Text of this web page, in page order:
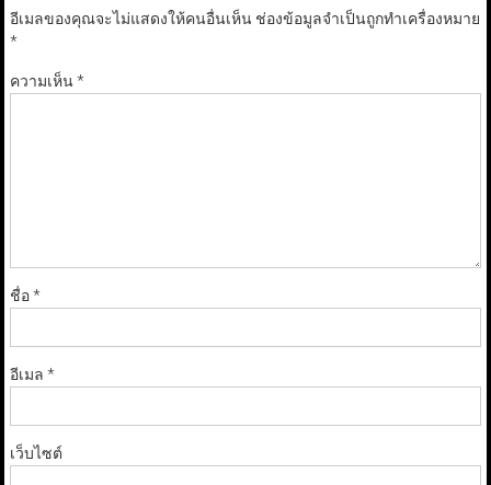
อีเมลของคุณจะไม่แสดงให้คนอื่นเห็น ช่องข้อมูลจำเป็นถูกทำเครื่องหมาย
*
ความเห็น*
ชื่อ*
อีเมล *
เว็บไซต์